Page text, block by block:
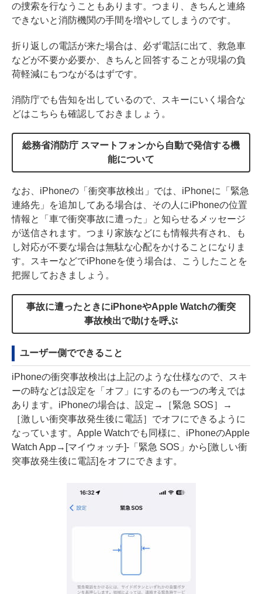
の捜索を行なうこともあります。つまり、きちんと連絡
できないと消防機関の手間を増やしてしまうのです。
折り返しの電話が来た場合は、必ず電話に出て、救急車
などが不要か必要か、きちんと回答することが現場の負
荷軽減にもつながるはずです。
消防庁でも告知を出しているので、スキーにいく場合な
どはこちらも確認しておきましょう。
総務省消防庁 スマートフォンから自動で発信する機
能について
なお、iPhoneの「衝突事故検出」では、iPhoneに「緊急
連絡先」を追加してある場合は、その人にiPhoneの位置
情報と「車で衝突事故に遭った」と知らせるメッセージ
が送信されます。つまり家族などにも情報共有され、も
し対応が不要な場合は無駄な心配をかけることになりま
す。スキーなどでiPhoneを使う場合は、こうしたことを
把握しておきましょう。
事故に遭ったときにiPhoneやApple Watchの衝突
事故検出で助けを呼ぶ
ユーザー側でできること
iPhoneの衝突事故検出は上記のような仕様なので、スキ
ーの時などは設定を「オフ」にするのも一つの考えでは
あります。iPhoneの場合は、設定→［緊急 SOS］→
［激しい衝突事故発生後に電話］でオフにできるように
なっています。Apple Watchでも同様に、iPhoneのApple
Watch App→[マイウォッチ]-「緊急 SOS」から[激しい衝
突事故発生後に電話]をオフにできます。